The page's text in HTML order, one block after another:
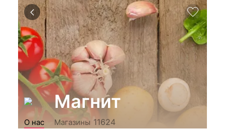
Магнит
О нас Магазины 11624